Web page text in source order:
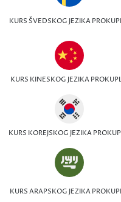
KURS ŠVEDSKOG JEZIKA
KURS KINESKOG JEZIKA
KURS KOREJSKOG JEZIKA
KURS ARAPSKOG JEZIKA